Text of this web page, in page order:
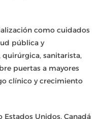
como cuidados
pública y
quirúrgica, sanitarista,
puertas a mayores
clínico y crecimiento
Unidos, Canadá